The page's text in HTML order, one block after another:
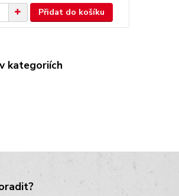
Přidat do košíku
kategoriích